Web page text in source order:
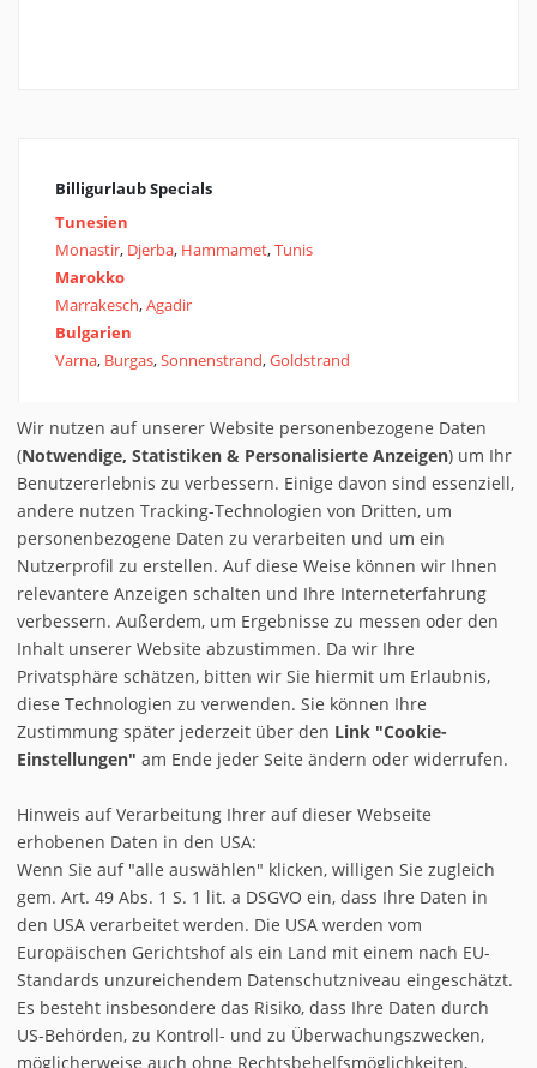
Billigurlaub Specials
Tunesien
Monastir, Djerba, Hammamet,Tunis
Marokko
Marrakesch,Agadir
Bulgarien
Varna, Burgas,Sonnenstrand,Goldstrand
Veranstater direkt
FTI,TUI, ITS,Olimar,Tjaereborg,alltours,12fly,Neckermann,
Bucher, Thomas Cook,Dertour,Jahnreisen
Wir nutzen auf unserer Website personenbezogene Daten
(Notwendige, Statistiken & Personalisierte Anzeigen) um Ihr
Benutzererlebnis zu verbessern. Einige davon sind essenziell,
andere nutzen Tracking-Technologien von Dritten, um
personenbezogene Daten zu verarbeiten und um ein
Nutzerprofil zu erstellen. Auf diese Weise können wir Ihnen
relevantere Anzeigen schalten und Ihre Interneterfahrung
verbessern. Außerdem, um Ergebnisse zu messen oder den
Inhalt unserer Website abzustimmen. Da wir Ihre
Privatsphäre schätzen, bitten wir Sie hiermit um Erlaubnis,
diese Technologien zu verwenden. Sie können Ihre
Zustimmung später jederzeit über den Link "Cookie-
Einstellungen" am Ende jeder Seite ändern oder widerrufen.
Hinweis auf Verarbeitung Ihrer auf dieser Webseite
erhobenen Daten in den USA:
Wenn Sie auf "alle auswählen" klicken, willigen Sie zugleich
gem. Art. 49 Abs. 1 S. 1 lit. a DSGVO ein, dass Ihre Daten in
den USA verarbeitet werden. Die USA werden vom
Europäischen Gerichtshof als ein Land mit einem nach EU-
Standards unzureichendem Datenschutzniveau eingeschätzt.
Es besteht insbesondere das Risiko, dass Ihre Daten durch
US-Behörden, zu Kontroll- und zu Überwachungszwecken,
möglicherweise auch ohne Rechtsbehelfsmöglichkeiten,